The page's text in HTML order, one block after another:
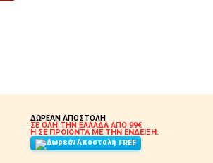
ΔΩΡΕΑΝ ΑΠΟΣΤΟΛΗ
ΣΕ ΟΛΗ ΤΗΝ ΕΛΛΑΔΑ ΑΠΟ 99€
Ή ΣΕ ΠΡΟΪΟΝΤΑ ΜΕ ΤΗΝ ΕΝΔΕΙΞΗ:
FREE